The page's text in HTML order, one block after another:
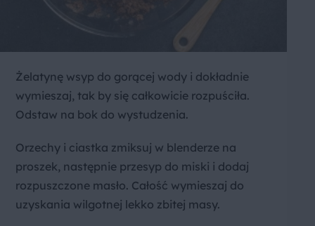
Żelatynę wsyp do gorącej wody i dokładnie
wymieszaj, tak by się całkowicie rozpuściła.
Odstaw na bok do wystudzenia.
Orzechy i ciastka zmiksuj w blenderze na
proszek, następnie przesyp do miski i dodaj
rozpuszczone masło. Całość wymieszaj do
uzyskania wilgotnej lekko zbitej masy.